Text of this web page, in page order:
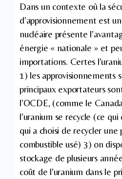
Dans un contexte où la
d’approvisionnement est
nucléaire présente
énergie « nationale » et
importations. Certes
1) les approvisionnements
principaux exportateurs
l’OCDE, (comme le
l’uranium se recycle (ce
qui a choisi de recycler une
combustible usé) 3) on
stockage de plusieurs
coût de l’uranium dans le